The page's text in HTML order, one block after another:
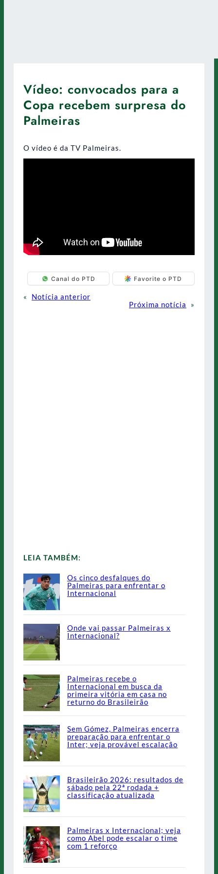
Vídeo: convocados para a
Copa recebem surpresa do
Palmeiras
O vídeo é da TV Palmeiras.
Canal do PTD Favorite o PTD
«
Notícia anterior
Próxima notícia
»
LEIA TAMBÉM:
Os cinco desfalques do
Palmeiras para enfrentar o
Internacional
Onde vai passar Palmeiras x
Internacional?
Palmeiras recebe o
Internacional em busca da
primeira vitória em casa no
returno do Brasileirão
Sem Gómez, Palmeiras encerra
preparação para enfrentar o
Inter; veja provável escalação
Brasileirão 2026: resultados de
sábado pela 22ª rodada +
classificação atualizada
Palmeiras x Internacional; veja
como Abel pode escalar o time
com 1 reforço